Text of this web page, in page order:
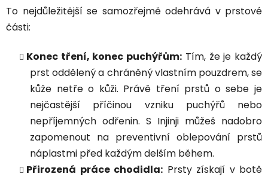
To nejdůležitější se samozřejmě odehrává v prstové
části:
Konec tření, konec puchýřům: Tím, že je každý
prst oddělený a chráněný vlastním pouzdrem, se
kůže netře o kůži. Právě tření prstů o sebe je
nejčastější příčinou vzniku puchýřů nebo
nepříjemných odřenin. S Injinji můžeš nadobro
zapomenout na preventivní oblepování prstů
náplastmi před každým delším během.
Přirozená práce chodidla: Prsty získají v botě